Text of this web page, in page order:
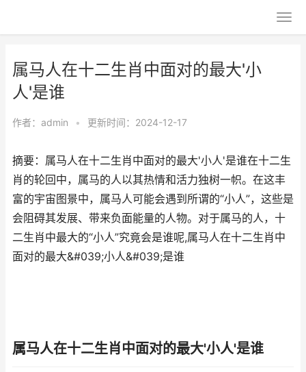
属马人在十二生肖中面对的最大'小
人'是谁
作者： admin • 更新时间：2024-12-17
摘要：属马人在十二生肖中面对的最大'小人'是谁在十二生
肖的轮回中，属马的人以其热情和活力独树一帜。在这丰
富的宇宙图景中，属马人可能会遇到所谓的“小人”，这些是
会阻碍其发展、带来负面能量的人物。对于属马的人，十
二生肖中最大的“小人”究竟会是谁呢,属马人在十二生肖中
面对的最大&#039;小人&#039;是谁
属马人在十二生肖中面对的最大'小人'是谁